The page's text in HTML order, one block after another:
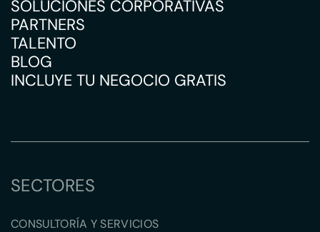
SOLUCIONES CORPORATIVAS
PARTNERS
TALENTO
BLOG
INCLUYE TU NEGOCIO GRATIS
SECTORES
CONSULTORÍA Y SERVICIOS